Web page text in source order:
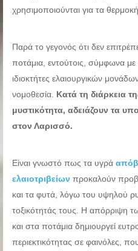
χρησιμοποιούνται για τα
Παρά το γεγονός ότι δεν
ποτάμια, εντούτοις, σύμφωνα με
ιδιοκτήτες ελαιουργικών
νομοθεσία. Κατά τη διάρκεια
μυστικότητα, αδειάζουν τα
στον Λαρισσό.
Είναι γνωστό πως τα υγρά
ελαιοτριβείων προκαλούν
και τα φυτά, λόγω του υψηλού
τοξικότητάς τους. Η απόρριψη
και στα ποτάμια δημιουργεί
περιεκτικότητας σε φαινόλες,